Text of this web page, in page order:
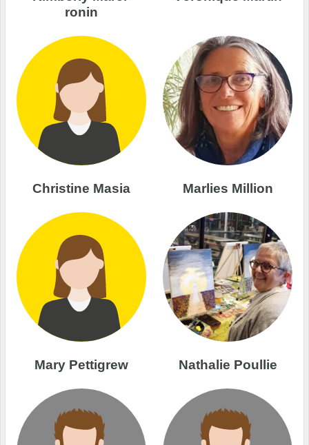
ronin
Christine Masia Marlies Million
Mary Pettigrew Nathalie Poullie